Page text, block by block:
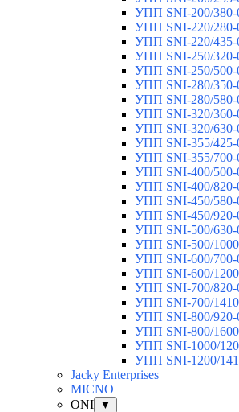
УПП SNI-200/380-
УПП SNI-220/280-
УПП SNI-220/435-
УПП SNI-250/320-
УПП SNI-250/500-
УПП SNI-280/350-
УПП SNI-280/580-
УПП SNI-320/360-
УПП SNI-320/630-
УПП SNI-355/425-
УПП SNI-355/700-
УПП SNI-400/500-
УПП SNI-400/820-
УПП SNI-450/580-
УПП SNI-450/920-
УПП SNI-500/630-
УПП SNI-500/
УПП SNI-600/700-
УПП SNI-600/
УПП SNI-700/820-
УПП SNI-700/
УПП SNI-800/920-
УПП SNI-800/
УПП SNI-1000/
УПП SNI-1200/
Jacky Enterprises
MICNO
ONI
▼